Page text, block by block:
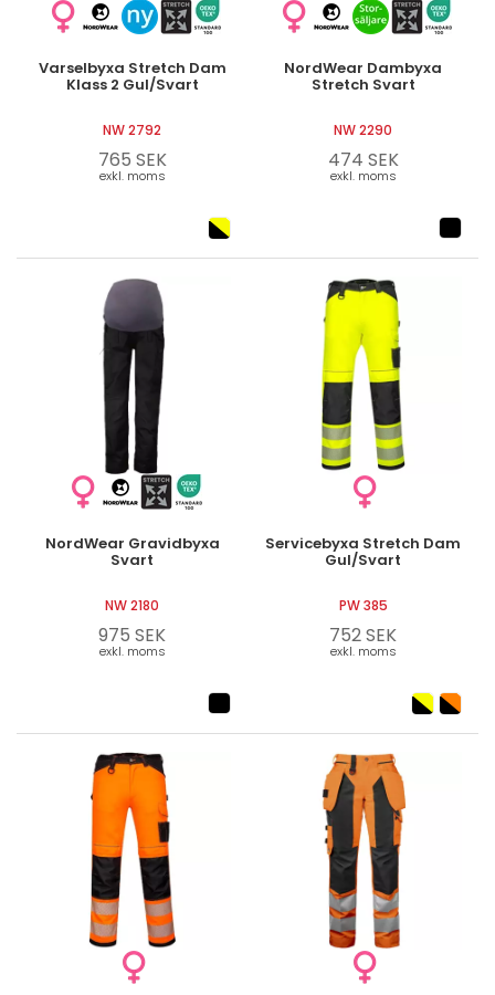
Varselbyxa Stretch Dam
Klass 2 Gul/Svart
NW 2792
765 SEK
exkl. moms
NordWear Dambyxa
Stretch Svart
NW 2290
474 SEK
exkl. moms
NordWear Gravidbyxa
Svart
NW 2180
975 SEK
exkl. moms
Servicebyxa Stretch Dam
Gul/Svart
PW 385
752 SEK
exkl. moms